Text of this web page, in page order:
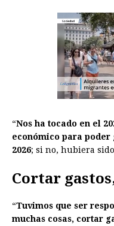
“Nos ha tocado en el
económico para poder
2026; si no, hubiera
Cortar
“Tuvimos que ser
muchas cosas, cortar